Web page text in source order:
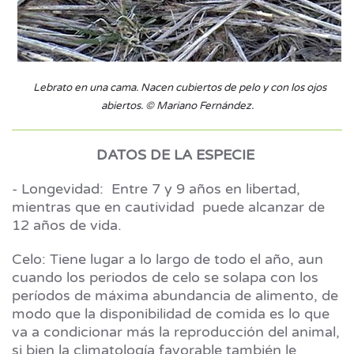
Lebrato en una cama. Nacen cubiertos de pelo y con los ojos
abiertos. © Mariano Fernández.
DATOS DE LA ESPECIE
- Longevidad: Entre 7 y 9 años en libertad,
mientras que en cautividad puede alcanzar de
12 años de vida.
Celo: Tiene lugar a lo largo de todo el año, aun
cuando los periodos de celo se solapa con los
períodos de máxima abundancia de alimento, de
modo que la disponibilidad de comida es lo que
va a condicionar más la reproducción del animal,
si bien la climatología favorable también le